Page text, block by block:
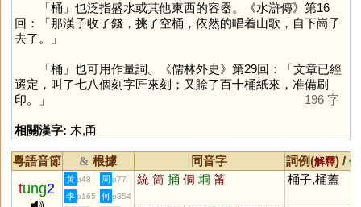
「桶 」也泛指盛水或其他東西的容器。《水滸傳》第16
回：「那漢子收了錢，挑了空桶，依然的唱着山歌，自下崗子
去了。」
「桶 」也可用作量詞。《儒林外史》第29回：「文章已經
選定，叫了七八個刻字匠來刻；又賒了百十桶紙來，准備刷
印。」
196 字
相關漢字: 木,甬
粵語音節 & 根據 同音字 詞例(解釋) /
tung2
黃 p48 周 p77 統 筒 捅 侗 垌 筩 桶子,桶蓋
李 p165 何 p354